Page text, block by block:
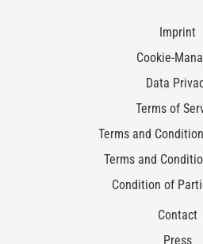
Imprint
Cookie-
Data
Terms of
Terms and
Terms and
Condition of
Contact
Press